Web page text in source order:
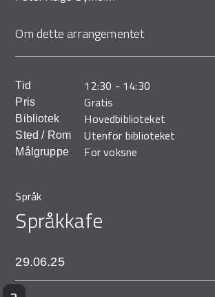
Om dette arrangementet
Tid 12:30 - 14:30
Pris Gratis
Bibliotek Hovedbiblioteket
Sted / Rom Utenfor biblioteket
Målgruppe For voksne
Språk
Språkkafe
29.06.25